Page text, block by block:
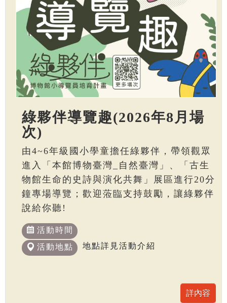
綠夥伴導覽趣(2026年8月場
次)
由4~6年級國小學童擔任綠夥伴，帶領觀眾
進入「本館博物臺灣_自然臺灣」、「古生
物館生命的史詩與演化共舞」展區進行20分
鐘專場導覽；歡迎蒞臨支持鼓勵，讓綠夥伴
說給你聽!
活動時間
活動地點
地點詳見活動介紹